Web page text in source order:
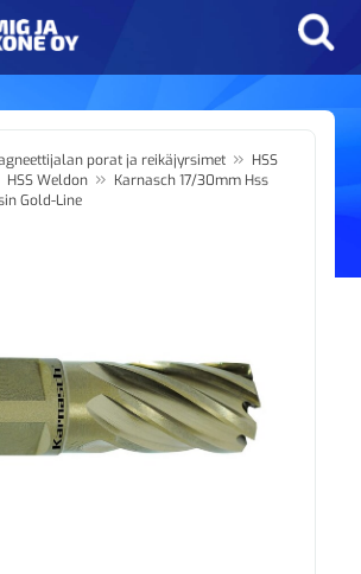
porat ja reikäjyrsimet » HSS
HSS Weldon » Karnasch 17/30mm Hss
Gold-Line